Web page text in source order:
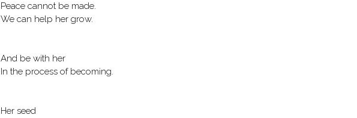
Peace cannot be made.
We can help her grow.
And be with her
In the process of becoming.
Her seed